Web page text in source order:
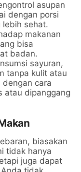
asupan
dengan porsi
lebih sehat.
makanan
bisa
badan.
sayuran,
tanpa kulit atau
cara
atau dipanggang
biasakan
tidak hanya
juga dapat